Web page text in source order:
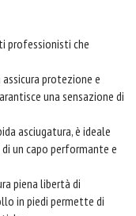
professionisti che
protezione e
una sensazione di
asciugatura, è ideale
un capo performante e
piena libertà di
in piedi permette di